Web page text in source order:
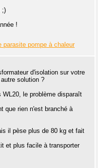
;)
!
parasite pompe à chaleur
d'isolation sur votre
solution ?
le problème disparaît
que rien n'est branché à
il pèse plus de 80 kg et fait
et plus facile à transporter